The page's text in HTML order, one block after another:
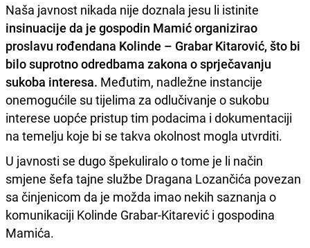
Naša javnost nikada nije doznala jesu li istinite
insinuacije da je gospodin Mamić organizirao
proslavu rođendana Kolinde – Grabar Kitarović, što bi
bilo suprotno odredbama zakona o sprječavanju
sukoba interesa. Međutim, nadležne instancije
onemogućile su tijelima za odlučivanje o sukobu
interese uopće pristup tim podacima i dokumentaciji
na temelju koje bi se takva okolnost mogla utvrditi.
U javnosti se dugo špekuliralo o tome je li način
smjene šefa tajne službe Dragana Lozančića povezan
sa činjenicom da je možda imao nekih saznanja o
komunikaciji Kolinde Grabar-Kitarević i gospodina
Mamića.